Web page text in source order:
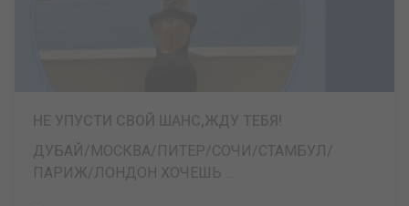
ДУБАЙ/МОСКВА/ПИТЕР/СОЧИ/СТАМБУЛ/
ПАРИЖ/ЛОНДОН ХОЧЕШЬ ...